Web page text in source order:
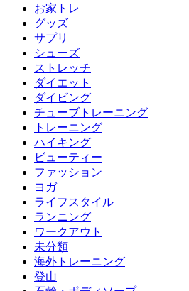
お家トレ
グッズ
サプリ
シューズ
ストレッチ
ダイエット
ダイビング
チューブトレーニング
トレーニング
ハイキング
ビューティー
ファッション
ヨガ
ライフスタイル
ランニング
ワークアウト
未分類
海外トレーニング
登山